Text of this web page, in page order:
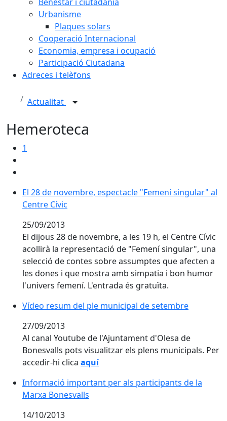
Urbanisme
Plaques solars
Cooperació Internacional
Economia, empresa i ocupació
Participació Ciutadana
Adreces i telèfons
Actualitat
Hemeroteca
1
El 28 de novembre, espectacle "Femení singular" al
Centre Cívic
25/09/2013
El dijous 28 de novembre, a les 19 h, el Centre Cívic
acollirà la representació de "Femení singular", una
selecció de contes sobre assumptes que afecten a
les dones i que mostra amb simpatia i bon humor
l'univers femení. L'entrada és gratuïta.
Vídeo resum del ple municipal de setembre
27/09/2013
Al canal Youtube de l'Ajuntament d'Olesa de
Bonesvalls pots visualitzar els plens municipals. Per
accedir-hi clica aquí
Informació important per als participants de la
Marxa Bonesvalls
14/10/2013